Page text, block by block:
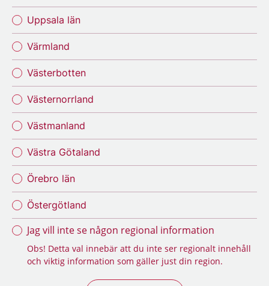
Uppsala län
Värmland
Västerbotten
Västernorrland
Västmanland
Västra Götaland
Örebro län
Östergötland
Jag vill inte se någon regional information
Obs! Detta val innebär att du inte ser regionalt innehåll
och viktig information som gäller just din region.